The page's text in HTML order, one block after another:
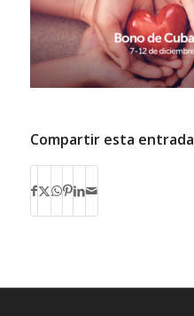
Compartir esta entrada